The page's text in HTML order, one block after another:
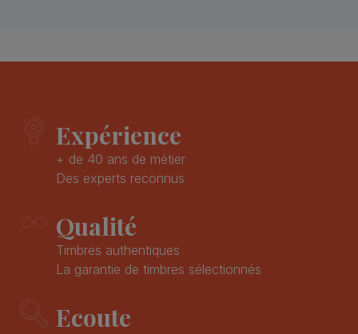
Expérience
+ de 40 ans de métier
Des experts reconnus
Qualité
Timbres authentiques
La garantie de timbres sélectionnés
Ecoute